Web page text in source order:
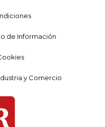
de Información
y Comercio